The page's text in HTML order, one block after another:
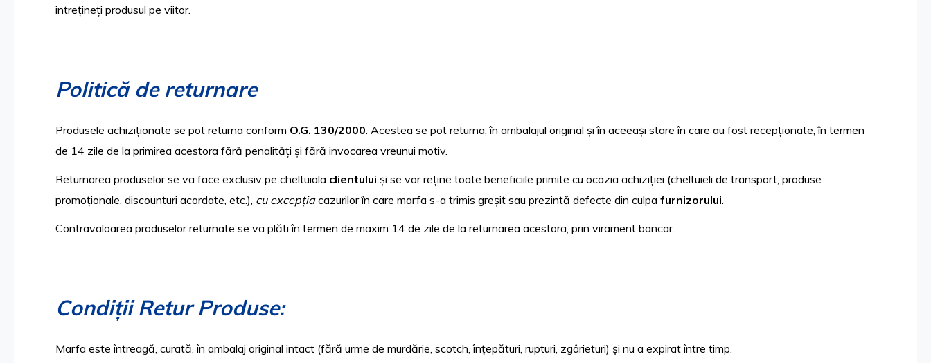
intrețineți produsul pe viitor.
Politică de returnare
Produsele achiziționate se pot returna conform O.G. 130/2000. Acestea se pot returna, în ambalajul original și în aceeași stare în care au fost recepționate, în termen
de 14 zile de la primirea acestora fără penalități și fără invocarea vreunui motiv.
Returnarea produselor se va face exclusiv pe cheltuiala clientului și se vor reține toate beneficiile primite cu ocazia achiziției (cheltuieli de transport, produse
promoționale, discounturi acordate, etc.), cu excepțiacazurilor în care marfa s-a trimis greșit sau prezintă defecte din culpa furnizorului.
Contravaloarea produselor returnate se va plăti în termen de maxim 14 de zile de la returnarea acestora, prin virament bancar.
Condiții Retur Produse:
Marfa este întreagă, curată, în ambalaj original intact (fără urme de murdărie, scotch, înțepături, rupturi, zgârieturi) și nu a expirat între timp.